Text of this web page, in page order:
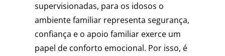
supervisionadas, para os idosos o
ambiente familiar representa segurança,
confiança e o apoio familiar exerce um
papel de conforto emocional. Por isso, é